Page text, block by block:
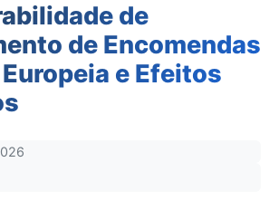
de
de Encomendas
e Efeitos